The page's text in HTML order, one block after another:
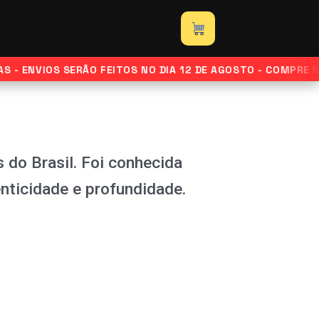
SERÃO FEITOS NO DIA 12 DE AGOSTO - COMPRE
do Brasil. Foi conhecida
e profundidade.